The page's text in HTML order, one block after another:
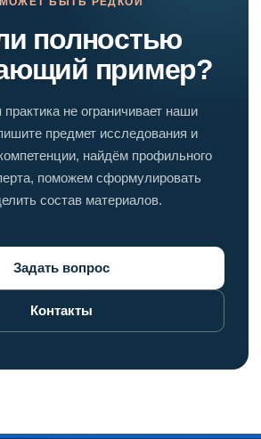
полностью
пример?
не ограничивает наши
предмет исследования и
найдём профильного
поможем сформулировать
состав материалов.
Задать вопрос
Контакты